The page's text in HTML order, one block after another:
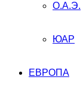
О.А.Э.
ЮАР
ЕВРОПА